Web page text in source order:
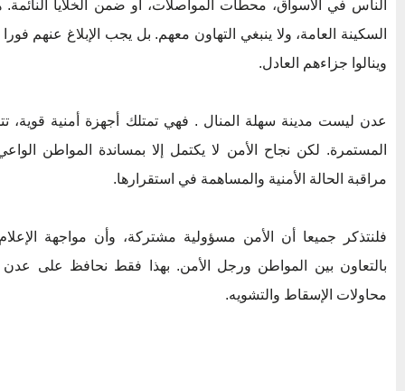
الناس في الأسواق، محطات المواصلات، أو ضمن الخلايا
السكينة العامة، ولا ينبغي التهاون معهم. بل يجب الإبلاغ عنهم فورا
وينالوا جزاءهم العادل.
عدن ليست مدينة سهلة المنال . فهي تمتلك أجهزة أمنية قوية،
المستمرة. لكن نجاح الأمن لا يكتمل إلا بمساندة المواطن
مراقبة الحالة الأمنية والمساهمة في استقرارها.
فلنتذكر جميعا أن الأمن مسؤولية مشتركة، وأن مواجهة
بالتعاون بين المواطن ورجل الأمن. بهذا فقط نحافظ على
محاولات الإسقاط والتشويه.